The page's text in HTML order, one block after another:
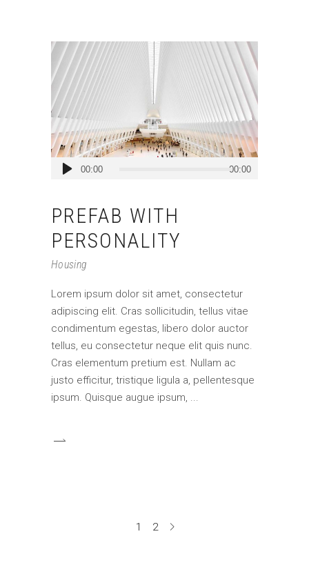
Audio
00:00 00:00
PREFAB WITH
PERSONALITY
Housing
Lorem ipsum dolor sit amet, consectetur
adipiscing elit. Cras sollicitudin, tellus vitae
condimentum egestas, libero dolor auctor
tellus, eu consectetur neque elit quis nunc.
Cras elementum pretium est. Nullam ac
justo efficitur, tristique ligula a, pellentesque
ipsum. Quisque augue ipsum,
1 2